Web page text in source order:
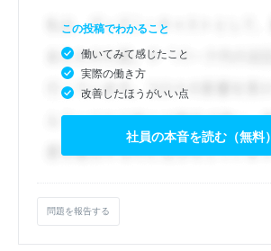
この投稿でわかること
働いてみて感じたこと
実際の働き方
改善したほうがいい点
社員の本音を読む（無料）
問題を報告する